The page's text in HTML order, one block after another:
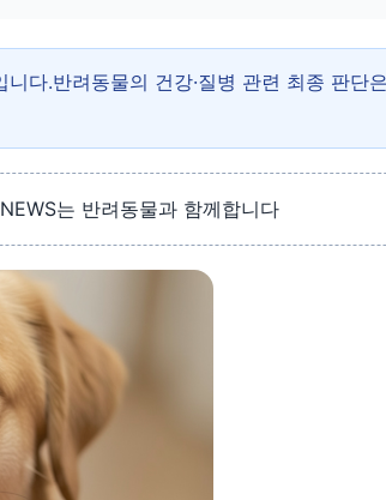
다.반려동물의 건강·질병 관련 최종 판단
는 반려동물과 함께합니다